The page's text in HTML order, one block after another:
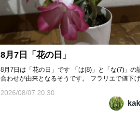
8月7日「花の日」
8月7日は「花の日」です 「は(8)」と「な(7)」の
合わせが由来となるそうです。 フラリエで値下
いのかなあ 花期は4月から9月のようです。 来期
くのか分かりませんが、咲いたら凄く嬉しいかも
す。 私にとって「花」は心を癒してくれるもの
2026/08/07 20:30